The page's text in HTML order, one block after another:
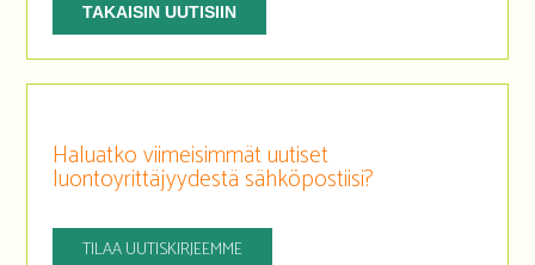
TAKAISIN UUTISIIN
Haluatko viimeisimmät uutiset
luontoyrittäjyydestä sähköpostiisi?
TILAA UUTISKIRJEEMME